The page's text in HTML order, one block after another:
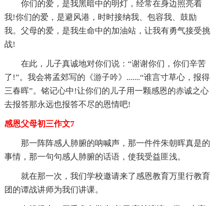
你们的爱，是我黑暗中的明灯，经常在身边照亮着
我!你们的爱，是避风港，时时接纳我、包容我、鼓励
我。父母的爱，是我生命中的加油站，让我有勇气接受挑
战!
在此，儿子真诚地对你们说：“谢谢你们，你们辛苦
了!”。我会将孟郊写的《游子吟》.......“谁言寸草心，报得
三春晖”。铭记心中!让你们的儿子用一颗感恩的赤诚之心
去报答那永远也报答不尽的恩情吧!
感恩父母初三作文7
那一阵阵感人肺腑的呐喊声，那一件件朱朝晖真是的
事情，那一句句感人肺腑的话语，使我受益匪浅。
就在那一次，我们学校邀请来了感恩教育万里行教育
团的谭战讲师为我们讲课。